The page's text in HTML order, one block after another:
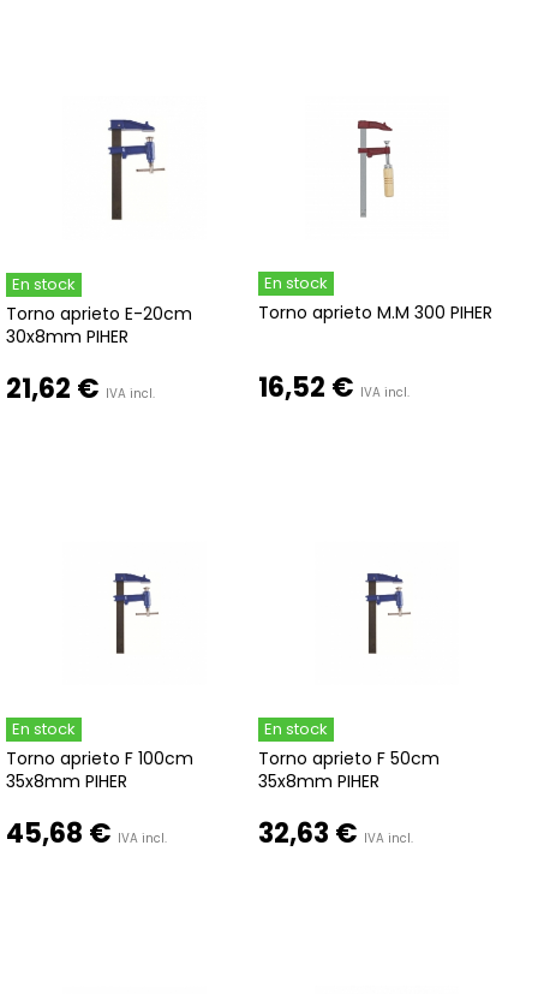
En stock
Torno aprieto E-20cm
30x8mm PIHER
21,62 € IVA incl.
En stock
Torno aprieto M.M 300 PIHER
16,52 € IVA incl.
En stock
Torno aprieto F 100cm
35x8mm PIHER
45,68 € IVA incl.
En stock
Torno aprieto F 50cm
35x8mm PIHER
32,63 € IVA incl.